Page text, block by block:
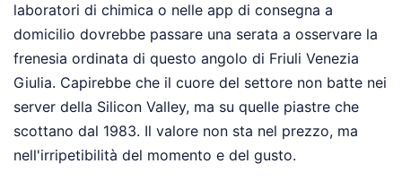
laboratori di chimica o nelle app di consegna a
domicilio dovrebbe passare una serata a osservare la
frenesia ordinata di questo angolo di Friuli Venezia
Giulia. Capirebbe che il cuore del settore non batte nei
server della Silicon Valley, ma su quelle piastre che
scottano dal 1983. Il valore non sta nel prezzo, ma
nell'irripetibilità del momento e del gusto.